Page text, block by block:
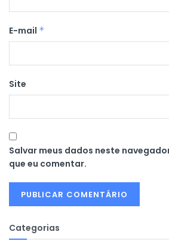
E-mail *
Site
Salvar meus dados neste
que eu comentar.
Categorias